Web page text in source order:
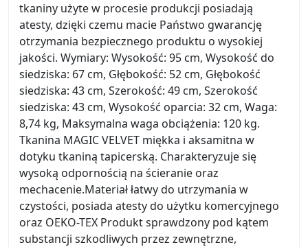
tkaniny użyte w procesie produkcji posiadają
atesty, dzięki czemu macie Państwo gwarancję
otrzymania bezpiecznego produktu o wysokiej
jakości. Wymiary: Wysokość: 95 cm, Wysokość do
siedziska: 67 cm, Głębokość: 52 cm, Głębokość
siedziska: 43 cm, Szerokość: 49 cm, Szerokość
siedziska: 43 cm, Wysokość oparcia: 32 cm, Waga:
8,74 kg, Maksymalna waga obciążenia: 120 kg.
Tkanina MAGIC VELVET miękka i aksamitna w
dotyku tkaniną tapicerską. Charakteryzuje się
wysoką odpornością na ścieranie oraz
mechacenie.Materiał łatwy do utrzymania w
czystości, posiada atesty do użytku komercyjnego
oraz OEKO-TEX Produkt sprawdzony pod kątem
substancji szkodliwych przez zewnętrzne,